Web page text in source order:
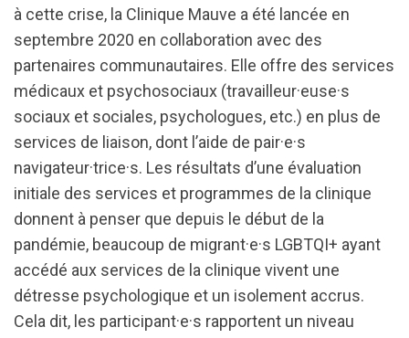
à cette crise, la Clinique Mauve a été lancée en
septembre 2020 en collaboration avec des
partenaires communautaires. Elle offre des services
médicaux et psychosociaux (travailleur·euse·s
sociaux et sociales, psychologues, etc.) en plus de
services de liaison, dont l’aide de pair·e·s
navigateur·trice·s. Les résultats d’une évaluation
initiale des services et programmes de la clinique
donnent à penser que depuis le début de la
pandémie, beaucoup de migrant·e·s LGBTQI+ ayant
accédé aux services de la clinique vivent une
détresse psychologique et un isolement accrus.
Cela dit, les participant·e·s rapportent un niveau